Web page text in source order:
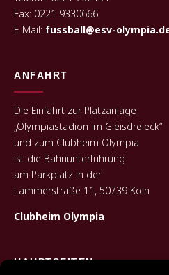
Fax: 0221 9330666
E-Mail: fussball@esv-
ANFAHRT
Die Einfahrt zur Platzanlage
„Olympiastadion im Gleisdreieck“
und zum Clubheim Olympia
ist die Bahnunterführung
am Parkplatz in der
Lämmerstraße 11, 50739 Köln
Clubheim Olympia
HAUPTSEITEN